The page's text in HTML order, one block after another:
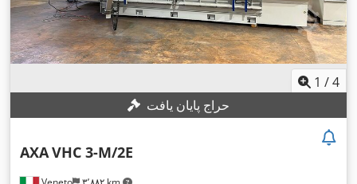
1 /4
حراج پایان یافت
AXAVHC 3-M/2E